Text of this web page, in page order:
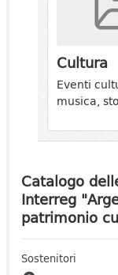
Catalogo
Interreg
patrimonio
Sostenitori
Cultura
Eventi
musica,